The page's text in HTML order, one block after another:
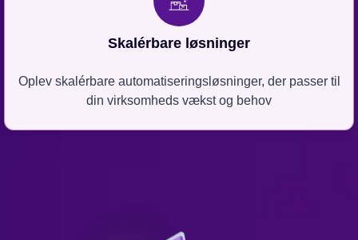
Skalérbare løsninger
Oplev skalérbare automatiseringsløsninger, der passer til
din virksomheds vækst og behov